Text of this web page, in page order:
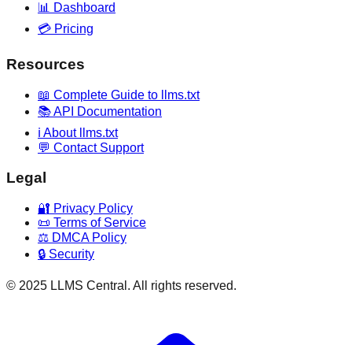
📊 Dashboard
💳 Pricing
Resources
📖 Complete Guide to llms.txt
📚 API Documentation
ℹ️ About llms.txt
💬 Contact Support
Legal
🔐 Privacy Policy
📜 Terms of Service
⚖️ DMCA Policy
🔒 Security
© 2025 LLMS Central. All rights reserved.